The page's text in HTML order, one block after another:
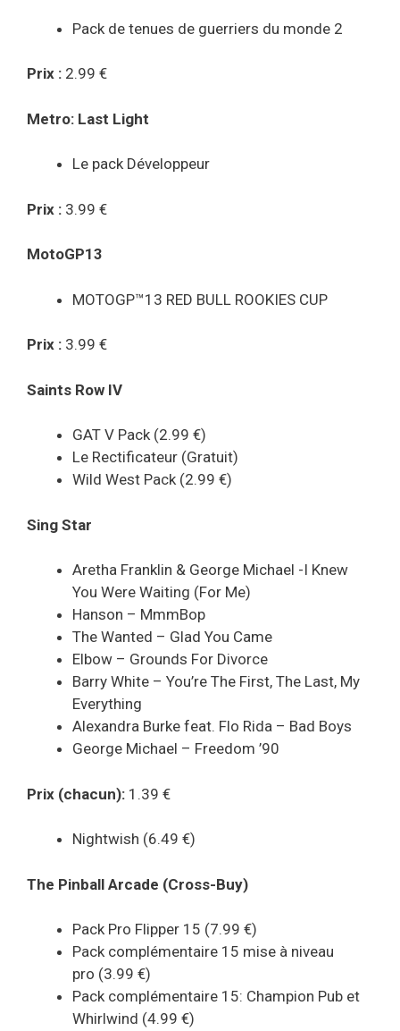
Pack de tenues de guerriers du monde 2
Prix : 2.99 €
Metro: Last Light
Le pack Développeur
Prix : 3.99 €
MotoGP13
MOTOGP™13 RED BULL ROOKIES CUP
Prix : 3.99 €
Saints Row IV
GAT V Pack (2.99 €)
Le Rectificateur (Gratuit)
Wild West Pack (2.99 €)
Sing Star
Aretha Franklin & George Michael -I Knew
You Were Waiting (For Me)
Hanson – MmmBop
The Wanted – Glad You Came
Elbow – Grounds For Divorce
Barry White – You’re The First, The Last, My
Everything
Alexandra Burke feat. Flo Rida – Bad Boys
George Michael – Freedom ’90
Prix (chacun): 1.39 €
Nightwish (6.49 €)
The Pinball Arcade (Cross-Buy)
Pack Pro Flipper 15 (7.99 €)
Pack complémentaire 15 mise à niveau
pro (3.99 €)
Pack complémentaire 15: Champion Pub et
Whirlwind (4.99 €)